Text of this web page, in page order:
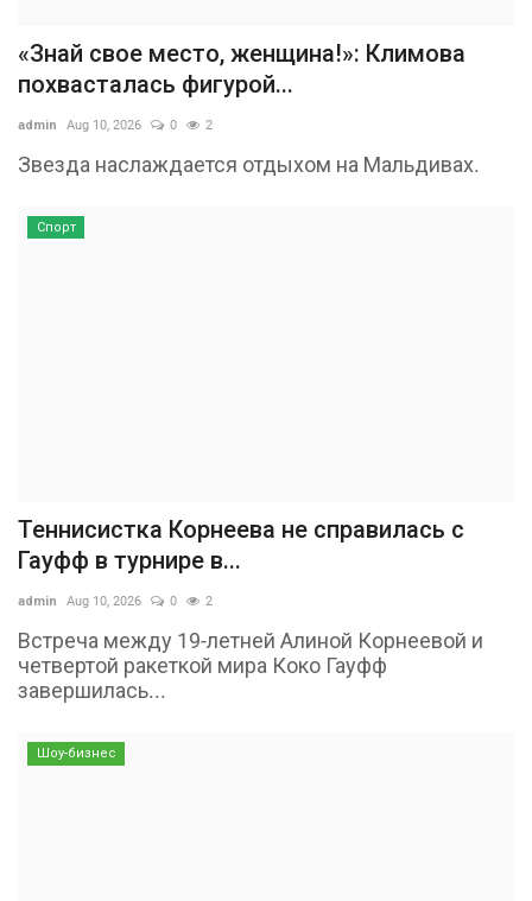
«Знай свое место, женщина!»: Климова
похвасталась фигурой...
admin Aug 10, 2026 0 2
Звезда наслаждается отдыхом на Мальдивах.
Спорт
Теннисистка Корнеева не справилась с
Гауфф в турнире в...
admin Aug 10, 2026 0 2
Встреча между 19-летней Алиной Корнеевой и
четвертой ракеткой мира Коко Гауфф
завершилась...
Шоу-бизнес